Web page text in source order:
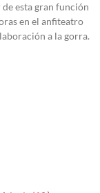
esta gran función
en el anfiteatro
a la gorra.